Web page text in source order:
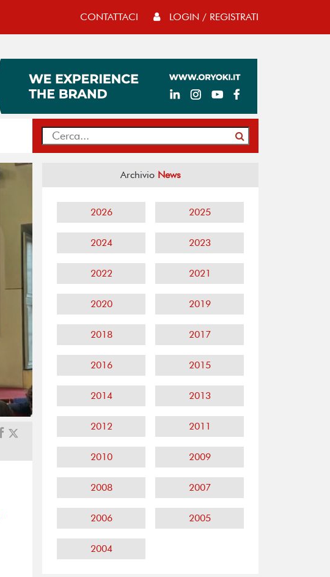
CONTATTACI LOGIN / REGISTRATI
Archivio News
2026 2025
2024 2023
2022 2021
2020 2019
2018 2017
2016 2015
2014 2013
2012 2011
2010 2009
2008 2007
2006 2005
2004